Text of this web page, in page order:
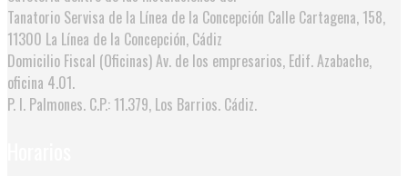
Tanatorio Servisa de la Línea de la Concepción Calle Cartagena, 158,
11300 La Línea de la Concepción, Cádiz
Domicilio Fiscal (Oficinas)Av. de los empresarios, Edif. Azabache,
oficina 4.01.
P. I. Palmones. C.P.: 11.379, Los Barrios. Cádiz.